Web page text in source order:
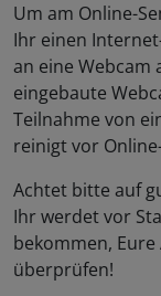
Um am Online-
Ihr einen
an eine Webcam
eingebaute
Teilnahme von
reinigt vor
Achtet bitte auf
Ihr werdet vor
bekommen,
überprüfen!